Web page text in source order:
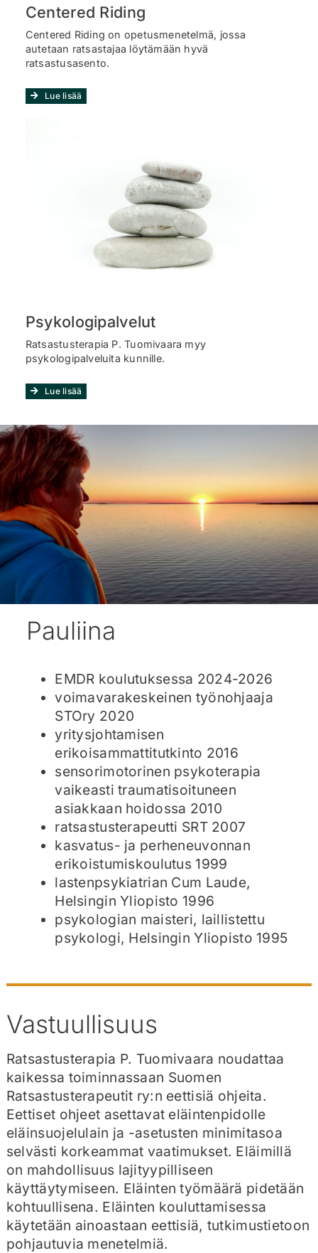
Centered Riding
Centered Riding on opetusmenetelmä, jossa
autetaan ratsastajaa löytämään hyvä
ratsastusasento.
Lue lisää
Psykologipalvelut
Ratsastusterapia P. Tuomivaara myy
psykologipalveluita kunnille.
Lue lisää
Pauliina
EMDR koulutuksessa 2024-2026
voimavarakeskeinen työnohjaaja
STOry 2020
yritysjohtamisen
erikoisammattitutkinto 2016
sensorimotorinen psykoterapia
vaikeasti traumatisoituneen
asiakkaan hoidossa 2010
ratsastusterapeutti SRT 2007
kasvatus- ja perheneuvonnan
erikoistumiskoulutus 1999
lastenpsykiatrian Cum Laude,
Helsingin Yliopisto 1996
psykologian maisteri, laillistettu
psykologi, Helsingin Yliopisto 1995
Vastuullisuus
Ratsastusterapia P. Tuomivaara noudattaa
kaikessa toiminnassaan Suomen
Ratsastusterapeutit ry:n eettisiä ohjeita.
Eettiset ohjeet asettavat eläintenpidolle
eläinsuojelulain ja -asetusten minimitasoa
selvästi korkeammat vaatimukset. Eläimillä
on mahdollisuus lajityypilliseen
käyttäytymiseen. Eläinten työmäärä pidetään
kohtuullisena. Eläinten kouluttamisessa
käytetään ainoastaan eettisiä, tutkimustietoon
pohjautuvia menetelmiä.